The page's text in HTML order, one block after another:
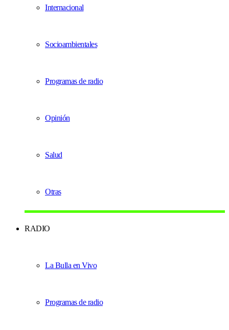
Internacional
Socioambientales
Programas de radio
Opinión
Salud
Otras
RADIO
La Bulla en Vivo
Programas de radio